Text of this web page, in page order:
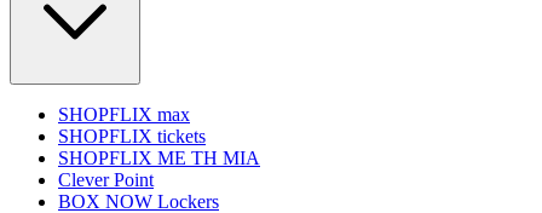
SHOPFLIX max
SHOPFLIX tickets
SHOPFLIX ΜΕ ΤΗ ΜΙΑ
Clever Point
BOX NOW Lockers